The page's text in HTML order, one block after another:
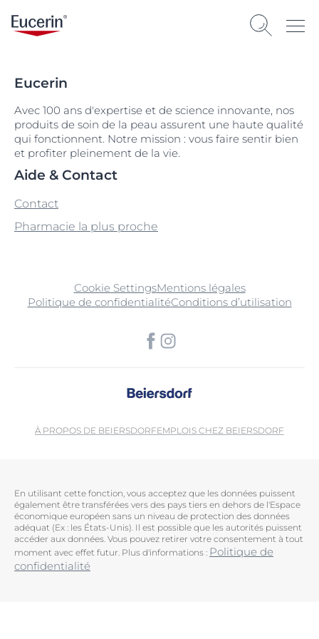
Eucerin
Avec 100 ans d'expertise et de science innovante, nos
produits de soin de la peau assurent une haute qualité
qui fonctionnent. Notre mission : vous faire sentir bien
et profiter pleinement de la vie.
Aide & Contact
Contact
Pharmacie la plus proche
Cookie SettingsMentions légales
Politique de confidentialitéConditions d’utilisation
À PROPOS DE BEIERSDORFEMPLOIS CHEZ BEIERSDORF
En utilisant cette fonction, vous acceptez que les données puissent
également être transférées vers des pays tiers en dehors de l'Espace
économique européen sans un niveau de protection des données
adéquat (Ex : les États-Unis). Il est possible que les autorités puissent
accéder aux données. Vous pouvez retirer votre consentement à tout
moment avec effet futur. Plus d'informations : Politique de
confidentialité